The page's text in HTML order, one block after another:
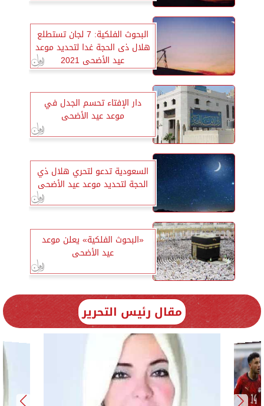
البحوث الفلكية: 7 لجان تستطلع
هلال ذى الحجة غدا لتحديد موعد
عيد الأضحى 2021
دار الإفتاء تحسم الجدل في
موعد عيد الأضحى
السعودية تدعو لتحري هلال ذي
الحجة لتحديد موعد عيد الأضحى
«البحوث الفلكية» يعلن موعد
عيد الأضحى
مقال رئيس التحرير